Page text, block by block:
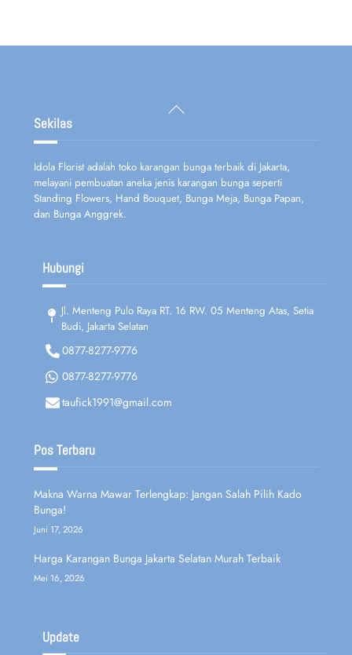
Back
To
Sekilas
Idola Florist adalah toko karangan bunga terbaik di Jakarta,
melayani pembuatan aneka jenis karangan bunga seperti
Standing Flowers, Hand Bouquet, Bunga Meja, Bunga Papan,
dan Bunga Anggrek.
Hubungi
Jl. Menteng Pulo Raya RT. 16 RW. 05 Menteng Atas, Setia
Budi, Jakarta Selatan
0877-8277-9776
0877-8277-9776
taufick1991@gmail.com
Pos Terbaru
Makna Warna Mawar Terlengkap: Jangan Salah Pilih Kado
Bunga!
Juni 17, 2026
Harga Karangan Bunga Jakarta Selatan Murah Terbaik
Mei 16, 2026
Update